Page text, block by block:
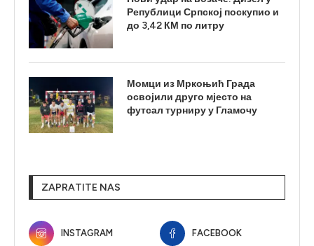
Републици Српској поскупио и
до 3,42 КМ по литру
Момци из Мркоњић Града
освојили друго мјесто на
футсал турниру у Гламочу
ZAPRATITE NAS
INSTAGRAM FACEBOOK